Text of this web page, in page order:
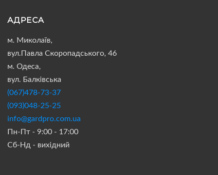
АДРЕСА
м. Миколаїв,
вул.Павла Скоропадського, 46
м. Одеса,
вул. Балківська
(067)478-73-37
(093)048-25-25
info@gardpro.com.ua
Пн-Пт - 9:00 - 17:00
Сб-Нд - вихідний